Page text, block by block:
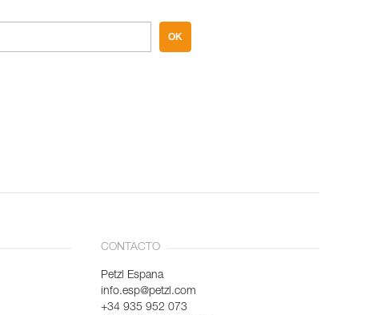
OK
CONTACTO
Petzl Espana
info.esp@petzl.com
+34 935 952 073